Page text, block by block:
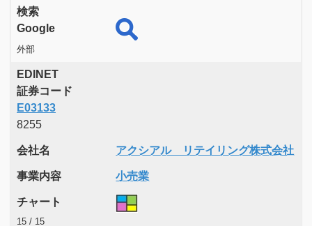
検索
Google
外部
EDINET
証券コード
E03133
8255
会社名 アクシアル リテイリング株式会社
事業内容 小売業
チャート
15 / 15